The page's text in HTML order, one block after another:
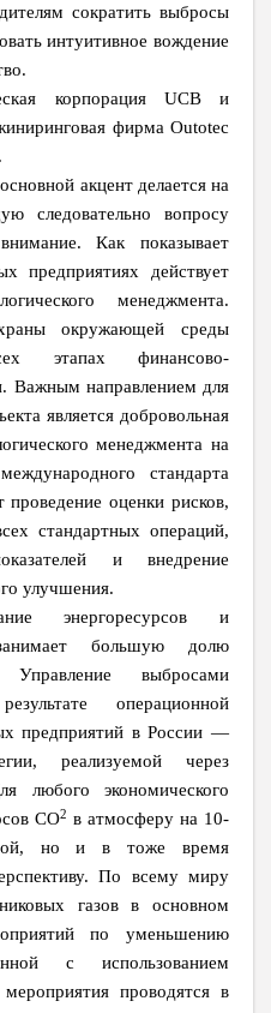
сократить выбросы
интуитивное вождение
корпорация UCB и
фирма Outotec
акцент делается на
следовательно вопросу
Как показывает
предприятиях действует
менеджмента.
окружающей среды
этапах финансово-
Важным направлением для
является добровольная
менеджмента на
стандарта
проведение оценки рисков,
стандартных операций,
и внедрение
улучшения.
энергоресурсов и
большую долю
выбросами
операционной
предприятий в России —
реализуемой через
любого экономического
CO2 в атмосферу на 10-
но и в тоже время
По всему миру
газов в основном
по уменьшению
с использованием
проводятся в